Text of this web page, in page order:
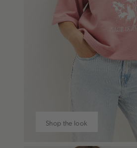
Shop the look